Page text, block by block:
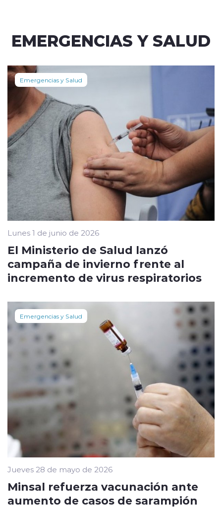
EMERGENCIAS Y SALUD
Emergencias y Salud
Lunes 1 de junio de 2026
El Ministerio de Salud lanzó
campaña de invierno frente al
incremento de virus respiratorios
Emergencias y Salud
Jueves 28 de mayo de 2026
Minsal refuerza vacunación ante
aumento de casos de sarampión